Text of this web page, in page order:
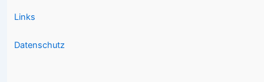
Links
Datenschutz